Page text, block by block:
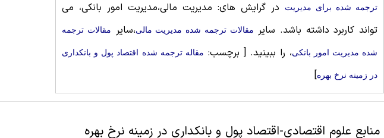
ترجمه شده برای مديريت
در گرایش های: مدیریت مالی،مدیریت امور بانکی، می
تواند کاربرد داشته باشد. سایر مقالات ترجمه شده مدیریت مالی،سایر مقالات ترجمه
شده مدیریت امور بانکی، را ببینید.[ برچسب: مقاله ترجمه شده اقتصاد پول و بانکداری
در زمینه نرخ بهره]
منابع علوم اقتصادی-اقتصاد پول و بانکداری در زمینه نرخ بهره